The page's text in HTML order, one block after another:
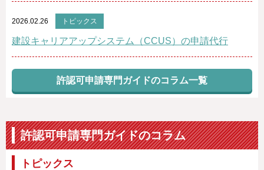
2026.02.26 トピックス
建設キャリアアップシステム（CCUS）の申請代行
許認可申請専門ガイドのコラム一覧
許認可申請専門ガイドのコラム
トピックス